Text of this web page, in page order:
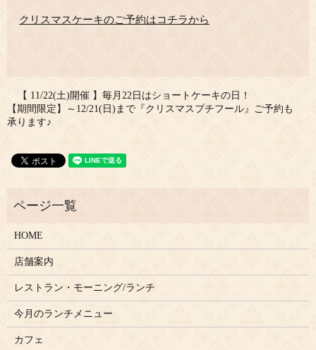
クリスマスケーキのご予約はコチラから
【 11/22(土)開催 】毎月22日はショートケーキの日！
【期間限定】～12/21(日)まで『クリスマスプチフール』ご予約も
承ります♪
HOME
店舗案内
レストラン・モーニング/ランチ
今月のランチメニュー
カフェ